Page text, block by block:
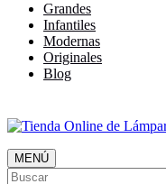
Grandes
Infantiles
Modernas
Originales
Blog
Tienda Online de Lámparas
MENÚ
Buscar